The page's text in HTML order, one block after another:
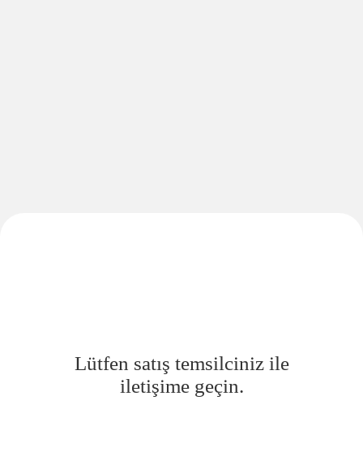
Lütfen satış temsilciniz ile
iletişime geçin.